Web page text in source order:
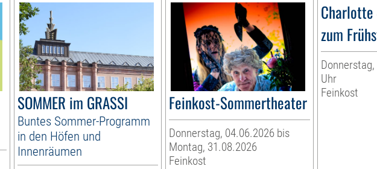
SOMMER im GRASSI
Buntes Sommer-Programm
in den Höfen und
Innenräumen
Feinkost-Sommertheater
Donnerstag, 04.06.2026 bis
Montag, 31.08.2026
Feinkost
zum
Uhr
Feinkost